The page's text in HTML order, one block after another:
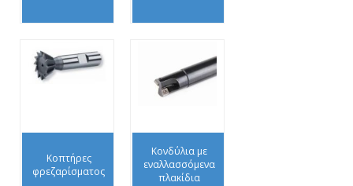
Κοπτήρες
φρεζαρίσματος
Κονδύλια με
εναλλασσόμενα
πλακίδια